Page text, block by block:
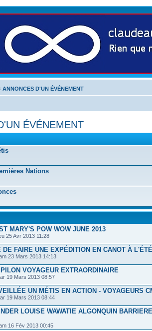
ANNONCES D'UN ÉVÉNEMENT
ÉVÉNEMENT
Nations
MARY'S POW WOW JUNE 2013
25 Avr 2013 11:28
DE FAIRE UNE EXPÉDITION EN CANOT À
23 Mars 2013 14:13
VOYAGEUR EXTRAORDINAIRE
19 Mars 2013 08:57
UN MÉTIS EN ACTION - VOYAGEURS
19 Mars 2013 08:44
LOUISE WAWATIE ALGONQUIN
16 Fév 2013 00:45